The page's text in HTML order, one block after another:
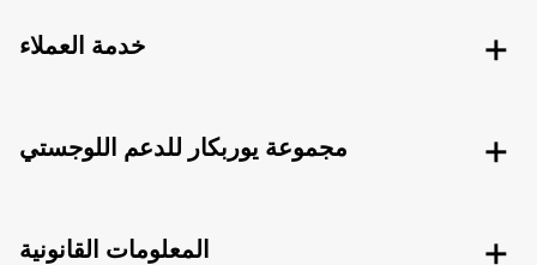
خدمة العملاء
مجموعة يوربكار للدعم اللوجستي
المعلومات القانونية